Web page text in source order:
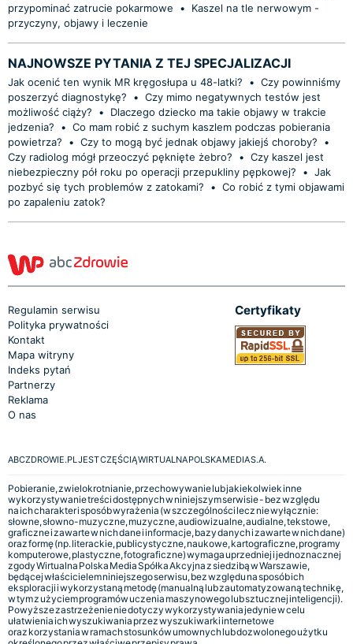
przypominać zatrucie pokarmowe
•
Kaszel na tle nerwowym -
przyczyny, objawy i leczenie
NAJNOWSZE PYTANIA Z TEJ SPECJALIZACJI
Jak ocenić ten wynik MR kręgosłupa u 48-latki? • Czy powinniśmy
poszerzyć diagnostykę?
• Czy mimo negatywnych testów jest
możliwość ciąży?
•
Dlaczego dziecko ma takie objawy w trakcie
jedzenia?
• Co mam robić z suchym kaszlem podczas pobierania
powietrza?
• Czy to mogą być jednak objawy jakiejś choroby?
•
Czy radiolog mógł przeoczyć pęknięte żebro?
• Czy kaszel jest
niebezpieczny pół roku po operacji przepukliny pępkowej?
• Jak
pozbyć się tych problemów z zatokami?
• Co robić z tymi objawami
po zapaleniu zatok?
Regulamin serwisu
Polityka prywatności
Kontakt
Mapa witryny
Indeks pytań
Partnerzy
Reklama
O nas
Certyfikaty
ABCZDROWIE.PL JEST CZĘŚCIĄ WIRTUALNA POLSKA MEDIA S.A.
Pobieranie, zwielokrotnianie, przechowywanie lub jakiekolwiek inne
wykorzystywanie treści dostępnych w niniejszym serwisie - bez względu
na ich charakter i sposób wyrażenia (w szczególności lecz nie wyłącznie:
słowne, słowno-muzyczne, muzyczne, audiowizualne, audialne, tekstowe,
graficzne i zawarte w nich dane i informacje, bazy danych i zawarte w nich dane)
oraz formę (np. literackie, publicystyczne, naukowe, kartograficzne, programy
komputerowe, plastyczne, fotograficzne) wymaga uprzedniej i jednoznacznej
zgody Wirtualna Polska Media Spółka Akcyjna z siedzibą w Warszawie,
będącej właścicielem niniejszego serwisu, bez względu na sposób ich
eksploracji i wykorzystaną metodę (manualną lub zautomatyzowaną technikę,
w tym z użyciem programów uczenia maszynowego lub sztucznej inteligencji).
Powyższe zastrzeżenie nie dotyczy wykorzystywania jedynie w celu
ułatwienia ich wyszukiwania przez wyszukiwarki internetowe
oraz korzystania w ramach stosunków umownych lub dozwolonego użytku